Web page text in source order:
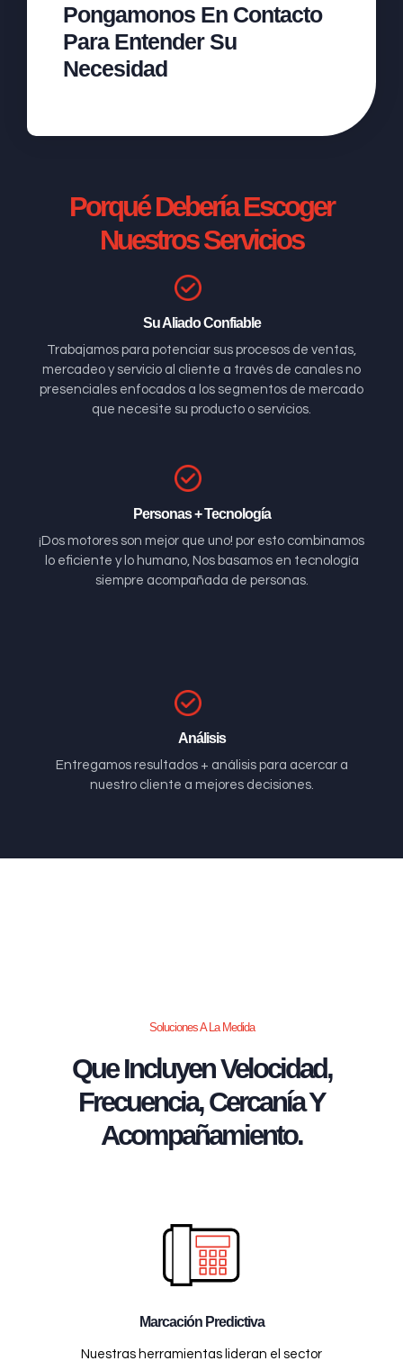
Pongamonos En Contacto
Para Entender Su
Necesidad
Porqué Debería Escoger
Nuestros Servicios
Su Aliado Confiable
Trabajamos para potenciar sus procesos de ventas,
mercadeo y servicio al cliente a través de canales no
presenciales enfocados a los segmentos de mercado
que necesite su producto o servicios.
Personas + Tecnología
¡Dos motores son mejor que uno! por esto combinamos
lo eficiente y lo humano, Nos basamos en tecnología
siempre acompañada de personas.
Análisis
Entregamos resultados + análisis para acercar a
nuestro cliente a mejores decisiones.
Soluciones A La Medida
Que Incluyen Velocidad,
Frecuencia, Cercanía Y
Acompañamiento.
Marcación Predictiva
Nuestras herramientas lideran el sector